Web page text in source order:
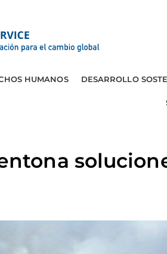
HUMANOS DESARROLLO